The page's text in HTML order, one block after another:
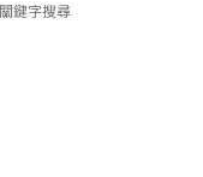
鍵字搜尋